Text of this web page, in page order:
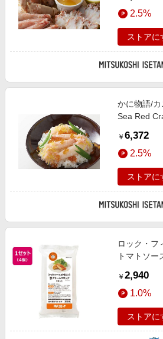
2.5%
ストアに
かに物語/
Sea Red
￥ 6,372
2.5%
ストアに
ロック・フ
トマトソー
￥ 2,940
1.0%
ストアに